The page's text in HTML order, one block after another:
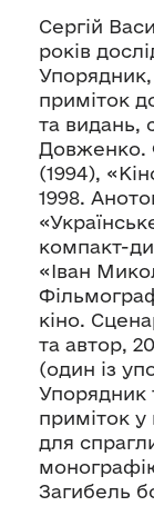
Сергій
років
Упорядник,
приміток
та видань,
Довженко.
(1994),
1998.
компакт-
«Іван
кіно.
та автор,
(один із
Упорядник
приміток у
для
Загибель